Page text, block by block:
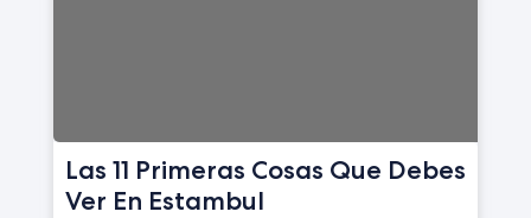
Las 11 Primeras Cosas Que Debes
Ver En Estambul